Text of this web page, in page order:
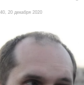
20 декабря 2020